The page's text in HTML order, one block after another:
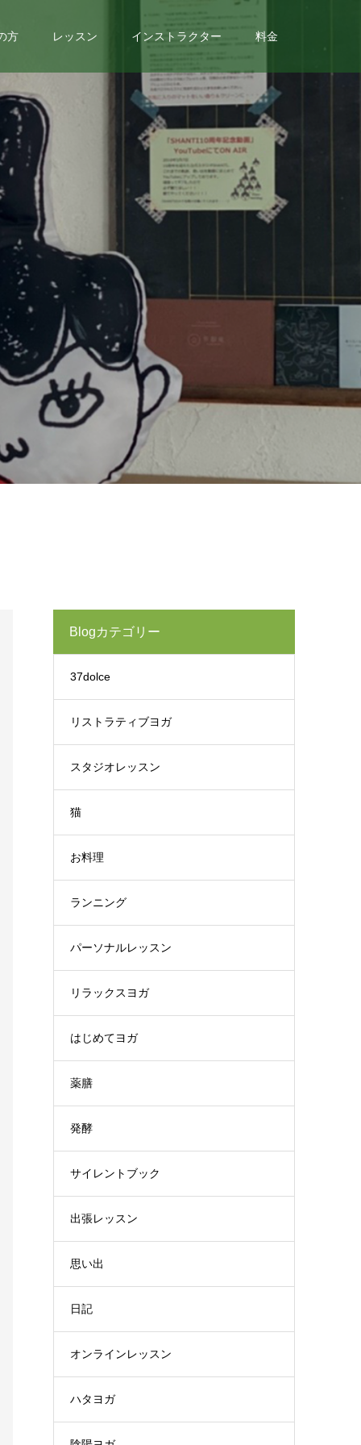
方 レッスン インストラクター 料金
Blogカテゴリー
37dolce
リストラティブヨガ
スタジオレッスン
猫
お料理
ランニング
パーソナルレッスン
リラックスヨガ
はじめてヨガ
薬膳
発酵
サイレントブック
出張レッスン
思い出
日記
オンラインレッスン
ハタヨガ